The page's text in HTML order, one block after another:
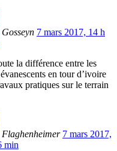
Gosseyn 7 mars 2017, 14 h
la différence entre les
en tour d’ivoire
pratiques sur le terrain
Flaghenheimer 7 mars 2017,
min